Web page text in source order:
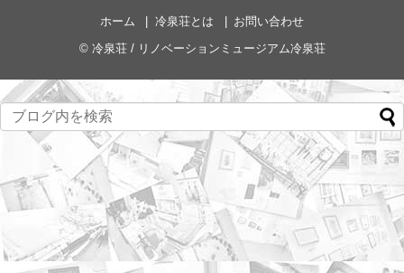
ホーム 冷泉荘とは
お問い合わせ
© 冷泉荘 / リノベーションミュージアム冷泉荘